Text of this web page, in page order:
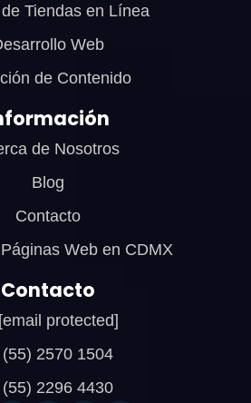
Tiendas en Línea
Web
de Contenido
de Nosotros
Blog
Contacto
Web en CDMX
Contacto
[email protected]
(55) 2570 1504
(55) 2296 4430